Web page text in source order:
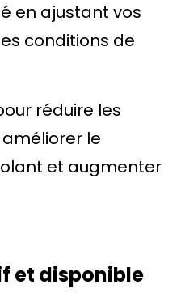
en ajustant vos
conditions de
réduire les
le
et augmenter
et disponible